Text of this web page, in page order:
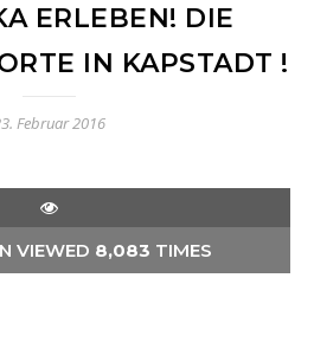
ERLEBEN! DIE
IN KAPSTADT !
Februar 2016
VIEWED 8,083 TIMES